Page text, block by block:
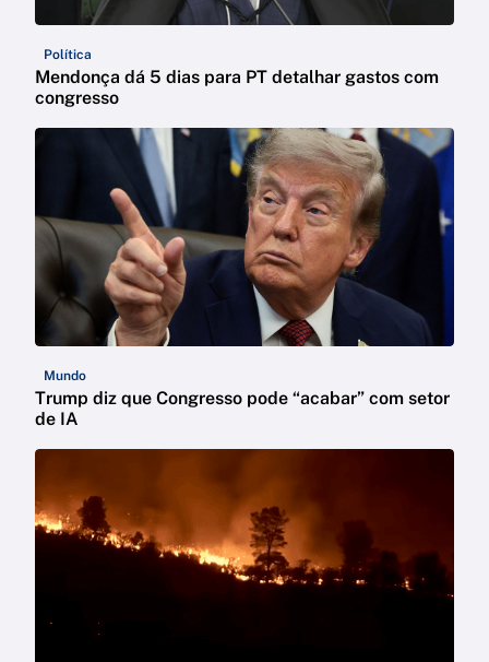
Política
Mendonça dá 5 dias para PT detalhar gastos com
congresso
Mundo
Trump diz que Congresso pode “acabar” com setor
de IA